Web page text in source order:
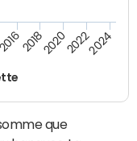
20162018202020222024
que